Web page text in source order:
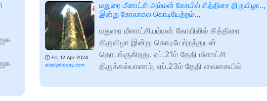
🕑 Fri, 12 Apr 2024
arasiyaltoday.com
மதுரை மீனாட்சி அம்மன் கோயில் சித்திரை திருவிழா..,
இன்று கோலாகல கொடியேற்றம்..,
மதுரை மீனாட்சியம்மன் கோயிலில் சித்திரை
திருவிழா இன்று கொடியேற்றத்துடன்
தொடங்குகிறது. ஏப்.21ம் தேதி மீனாட்சி
திருக்கல்யாணம், ஏப்.23ம் தேதி வைகையில்